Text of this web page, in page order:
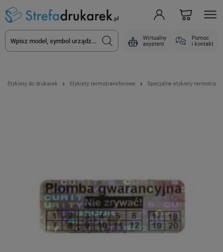
Wirtualny
asystent
Pomoc
i kontakt
Etykiety do drukarek Etykiety termotransferowe Specjalne etykiety